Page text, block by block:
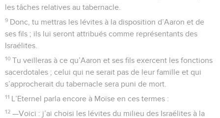
les tâches relatives au tabernacle.
9 Donc, tu mettras les lévites à la disposition d’Aaron et de
ses fils ; ils lui seront attribués comme représentants des
Israélites.
10 Tu veilleras à ce qu’Aaron et ses fils exercent les fonctions
sacerdotales ; celui qui ne serait pas de leur famille et qui
s’approcherait du tabernacle sera puni de mort.
11 L’Eternel parla encore à Moïse en ces termes :
12 —Voici : j’ai choisi les lévites du milieu des Israélites à la